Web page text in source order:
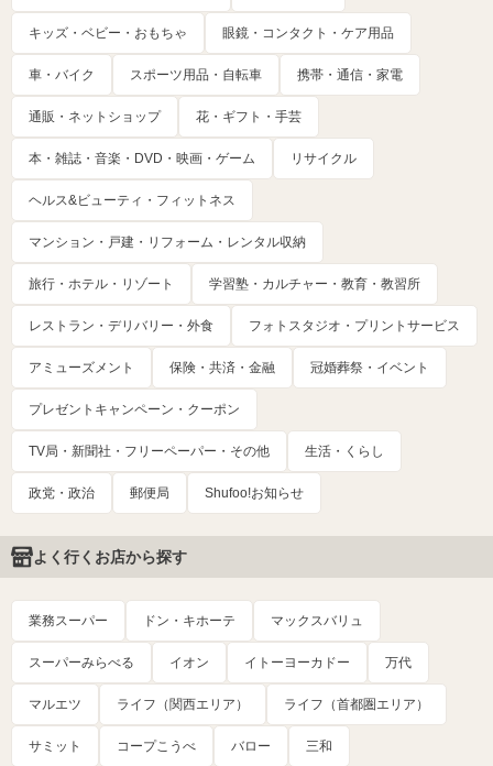
キッズ・ベビー・おもちゃ 眼鏡・コンタクト・ケア用品
車・バイク スポーツ用品・自転車 携帯・通信・家電
通販・ネットショップ 花・ギフト・手芸
本・雑誌・音楽・DVD・映画・ゲーム リサイクル
ヘルス&ビューティ・フィットネス
マンション・戸建・リフォーム・レンタル収納
旅行・ホテル・リゾート 学習塾・カルチャー・教育・教習所
レストラン・デリバリー・外食 フォトスタジオ・プリントサービス
アミューズメント 保険・共済・金融 冠婚葬祭・イベント
プレゼントキャンペーン・クーポン
TV局・新聞社・フリーペーパー・その他 生活・くらし
政党・政治 郵便局 Shufoo!お知らせ
よく行くお店から探す
業務スーパー ドン・キホーテ マックスバリュ
スーパーみらべる イオン イトーヨーカドー 万代
マルエツ ライフ（関西エリア） ライフ（首都圏エリア）
サミット コープこうべ バロー 三和